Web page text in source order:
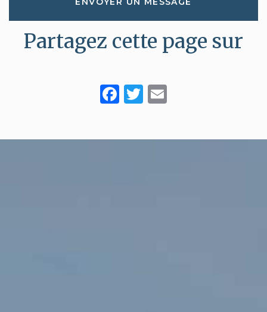
Partagez cette page sur
Facebook
Twitter